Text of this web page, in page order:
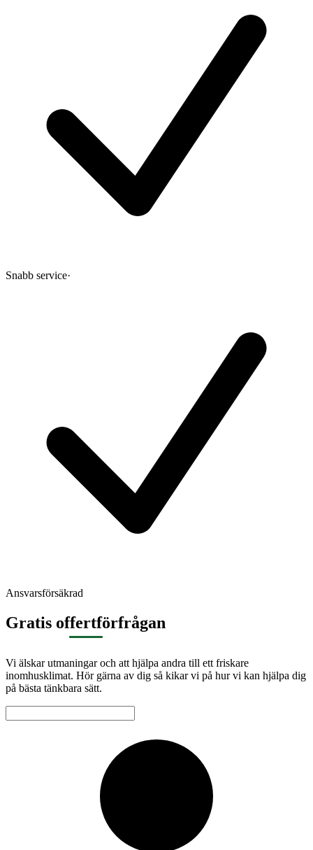
Snabb service·
Ansvarsförsäkrad
Gratis offertförfrågan
Vi älskar utmaningar och att hjälpa andra till ett friskare
inomhusklimat. Hör gärna av dig så kikar vi på hur vi kan hjälpa dig
på bästa tänkbara sätt.